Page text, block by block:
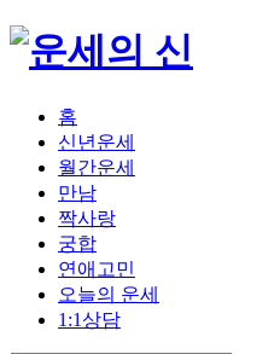
홈
신년운세
월간운세
만남
짝사랑
궁합
연애고민
오늘의 운세
1:1상담